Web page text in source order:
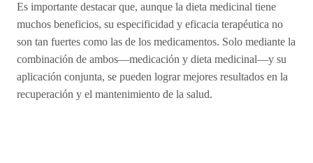
Es importante destacar que, aunque la dieta medicinal tiene
muchos beneficios, su especificidad y eficacia terapéutica no
son tan fuertes como las de los medicamentos. Solo mediante la
combinación de ambos—medicación y dieta medicinal—y su
aplicación conjunta, se pueden lograr mejores resultados en la
recuperación y el mantenimiento de la salud.